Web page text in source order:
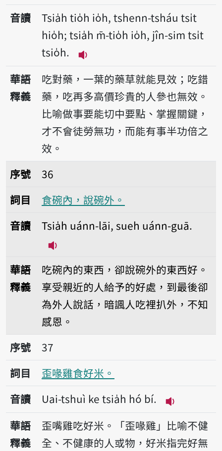
音讀
Tsia̍h tio̍h io̍h, tshenn-tsháu tsi̍t
hio̍h; tsia̍h m̄-tio̍h io̍h, jîn-sim tsi̍t
tsio̍h.
播放音讀Tsia̍h tio̍h io̍h,
華語
釋義
吃對藥，一葉的藥草就能見效；吃錯
藥，吃再多高價珍貴的人參也無效。
比喻做事要能切中要點、掌握關鍵，
才不會徒勞無功，而能有事半功倍之
效。
序號36食碗內，說碗外。
序號
36
詞目
食碗內，說碗外。
音讀
Tsia̍h uánn-lāi, sueh uánn-guā.
華語
釋義
吃碗內的東西，卻說碗外的東西好。
享受親近的人給予的好處，到最後卻
為外人說話，暗諷人吃裡扒外，不知
感恩。
序號37歪喙雞食好米。
序號
37
詞目
歪喙雞食好米。
音讀
Uai-tshuì ke tsia̍h hó bí.
播放音讀
華語
釋義
歪嘴雞吃好米。「歪喙雞」比喻不健
全、不健康的人或物，好米指完好無